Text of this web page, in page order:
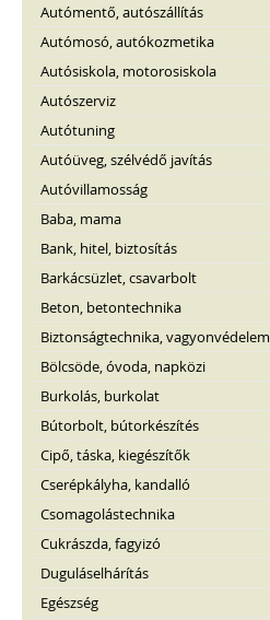
Autómentő, autószállítás
Autómosó, autókozmetika
Autósiskola, motorosiskola
Autószerviz
Autótuning
Autóüveg, szélvédő javítás
Autóvillamosság
Baba, mama
Bank, hitel, biztosítás
Barkácsüzlet, csavarbolt
Beton, betontechnika
Biztonságtechnika, vagyonvédelem
Bölcsöde, óvoda, napközi
Burkolás, burkolat
Bútorbolt, bútorkészítés
Cipő, táska, kiegészítők
Cserépkályha, kandalló
Csomagolástechnika
Cukrászda, fagyizó
Duguláselhárítás
Egészség